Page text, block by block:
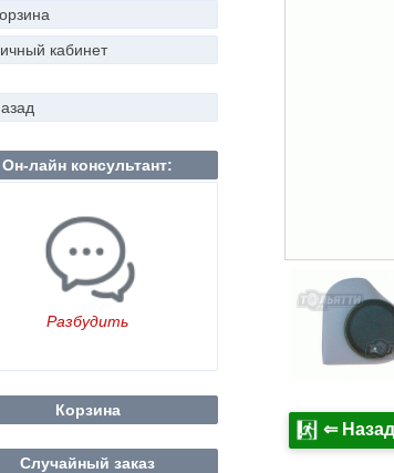
кабинет
Он-лайн консультант:
Разбудить
Корзина
Случайный заказ
⇐ Назад